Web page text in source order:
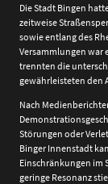
Die Stadt Bingen
zeitweise
sowie entlang des
Versammlungen war
trennten die
gewährleisteten den
Nach
Störungen oder
Binger Innenstadt
Einschränkungen im
geringe Resonanz